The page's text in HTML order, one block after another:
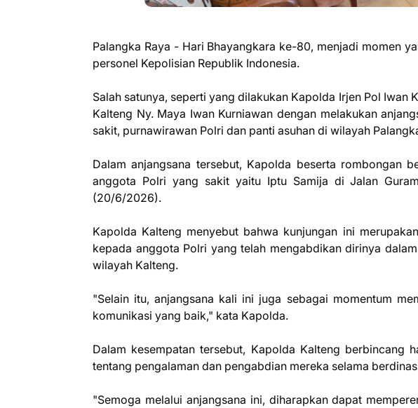
Palangka Raya - Hari Bhayangkara ke-80, menjadi momen
personel Kepolisian Republik Indonesia.
Salah satunya, seperti yang dilakukan Kapolda Irjen Pol Iwan
Kalteng Ny. Maya Iwan Kurniawan dengan melakukan
sakit, purnawirawan Polri dan panti asuhan di wilayah
Dalam anjangsana tersebut, Kapolda beserta rombongan
anggota Polri yang sakit yaitu Iptu Samija di Jalan
(20/6/2026).
Kapolda Kalteng menyebut bahwa kunjungan ini
kepada anggota Polri yang telah mengabdikan dirinya
wilayah Kalteng.
"Selain itu, anjangsana kali ini juga sebagai momentum
komunikasi yang baik," kata Kapolda.
Dalam kesempatan tersebut, Kapolda Kalteng berbincang
tentang pengalaman dan pengabdian mereka selama
"Semoga melalui anjangsana ini, diharapkan dapat